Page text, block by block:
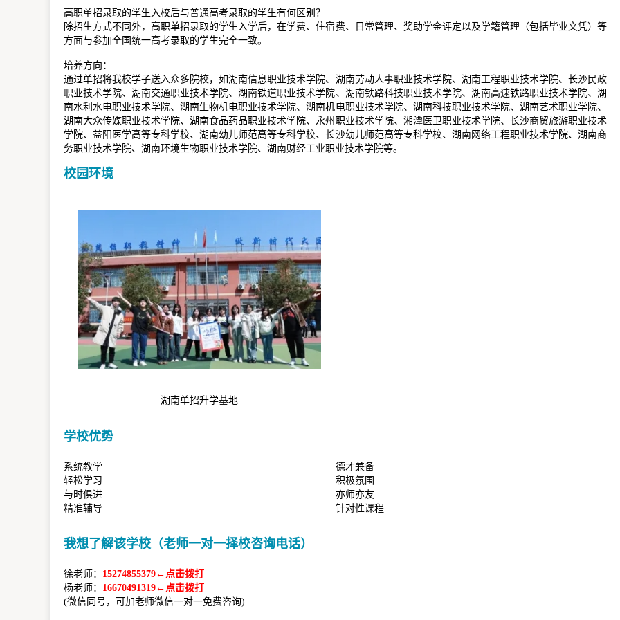
高职单招录取的学生入校后与普通高考录取的学生有何区别？
除招生方式不同外，高职单招录取的学生入学后，在学费、住宿费、日常管理、奖助学金评定以及学籍管理（包括毕业文凭）等
方面与参加全国统一高考录取的学生完全一致。
培养方向：
通过单招将我校学子送入众多院校，如湖南信息职业技术学院、湖南劳动人事职业技术学院、湖南工程职业技术学院、长沙民政
职业技术学院、湖南交通职业技术学院、湖南铁道职业技术学院、湖南铁路科技职业技术学院、湖南高速铁路职业技术学院、湖
南水利水电职业技术学院、湖南生物机电职业技术学院、湖南机电职业技术学院、湖南科技职业技术学院、湖南艺术职业学院、
湖南大众传媒职业技术学院、湖南食品药品职业技术学院、永州职业技术学院、湘潭医卫职业技术学院、长沙商贸旅游职业技术
学院、益阳医学高等专科学校、湖南幼儿师范高等专科学校、长沙幼儿师范高等专科学校、湖南网络工程职业技术学院、湖南商
务职业技术学院、湖南环境生物职业技术学院、湖南财经工业职业技术学院等。
校园环境
湖南单招升学基地
学校优势
系统教学
德才兼备
轻松学习
积极氛围
与时俱进
亦师亦友
精准辅导
针对性课程
我想了解该学校（老师一对一择校咨询电话）
徐老师： 15274855379←点击拨打
杨老师： 16670491319←点击拨打
(微信同号，可加老师微信一对一免费咨询)